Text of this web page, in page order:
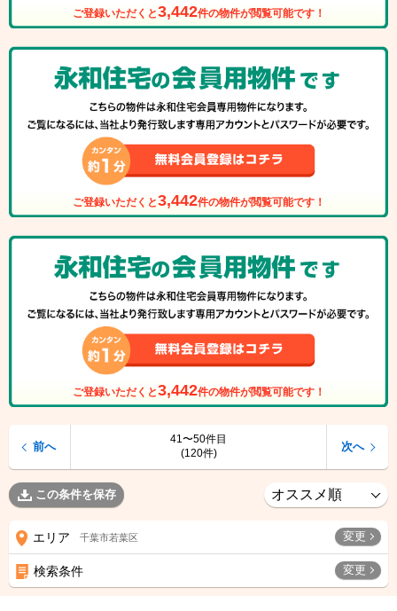
ご登録いただくと3,442件の物件が閲覧可能です！
ご登録いただくと3,442件の物件が閲覧可能です！
ご登録いただくと3,442件の物件が閲覧可能です！
41〜50件目
(120件)
前へ 次へ
この条件を保存
エリア 千葉市若葉区 変更
検索条件 変更